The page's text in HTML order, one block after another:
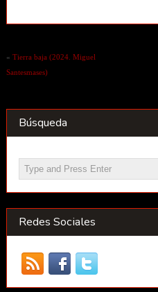
« Tierra baja (2024. Miguel
Santesmases)
Búsqueda
Redes Sociales